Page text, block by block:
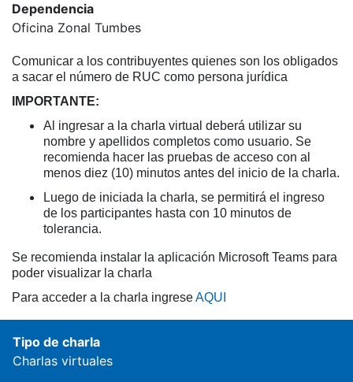
Dependencia
Oficina Zonal Tumbes
Comunicar a los contribuyentes quienes son los obligados
a sacar el número de RUC como persona jurídica
IMPORTANTE:
Al ingresar a la charla virtual deberá utilizar su
nombre y apellidos completos como usuario. Se
recomienda hacer las pruebas de acceso con al
menos diez (10) minutos antes del inicio de la charla.
Luego de iniciada la charla, se permitirá el ingreso
de los participantes hasta con 10 minutos de
tolerancia.
Se recomienda instalar la aplicación Microsoft Teams para
poder visualizar la charla
Para acceder a la charla ingreseAQUI
Tipo de charla
Charlas virtuales